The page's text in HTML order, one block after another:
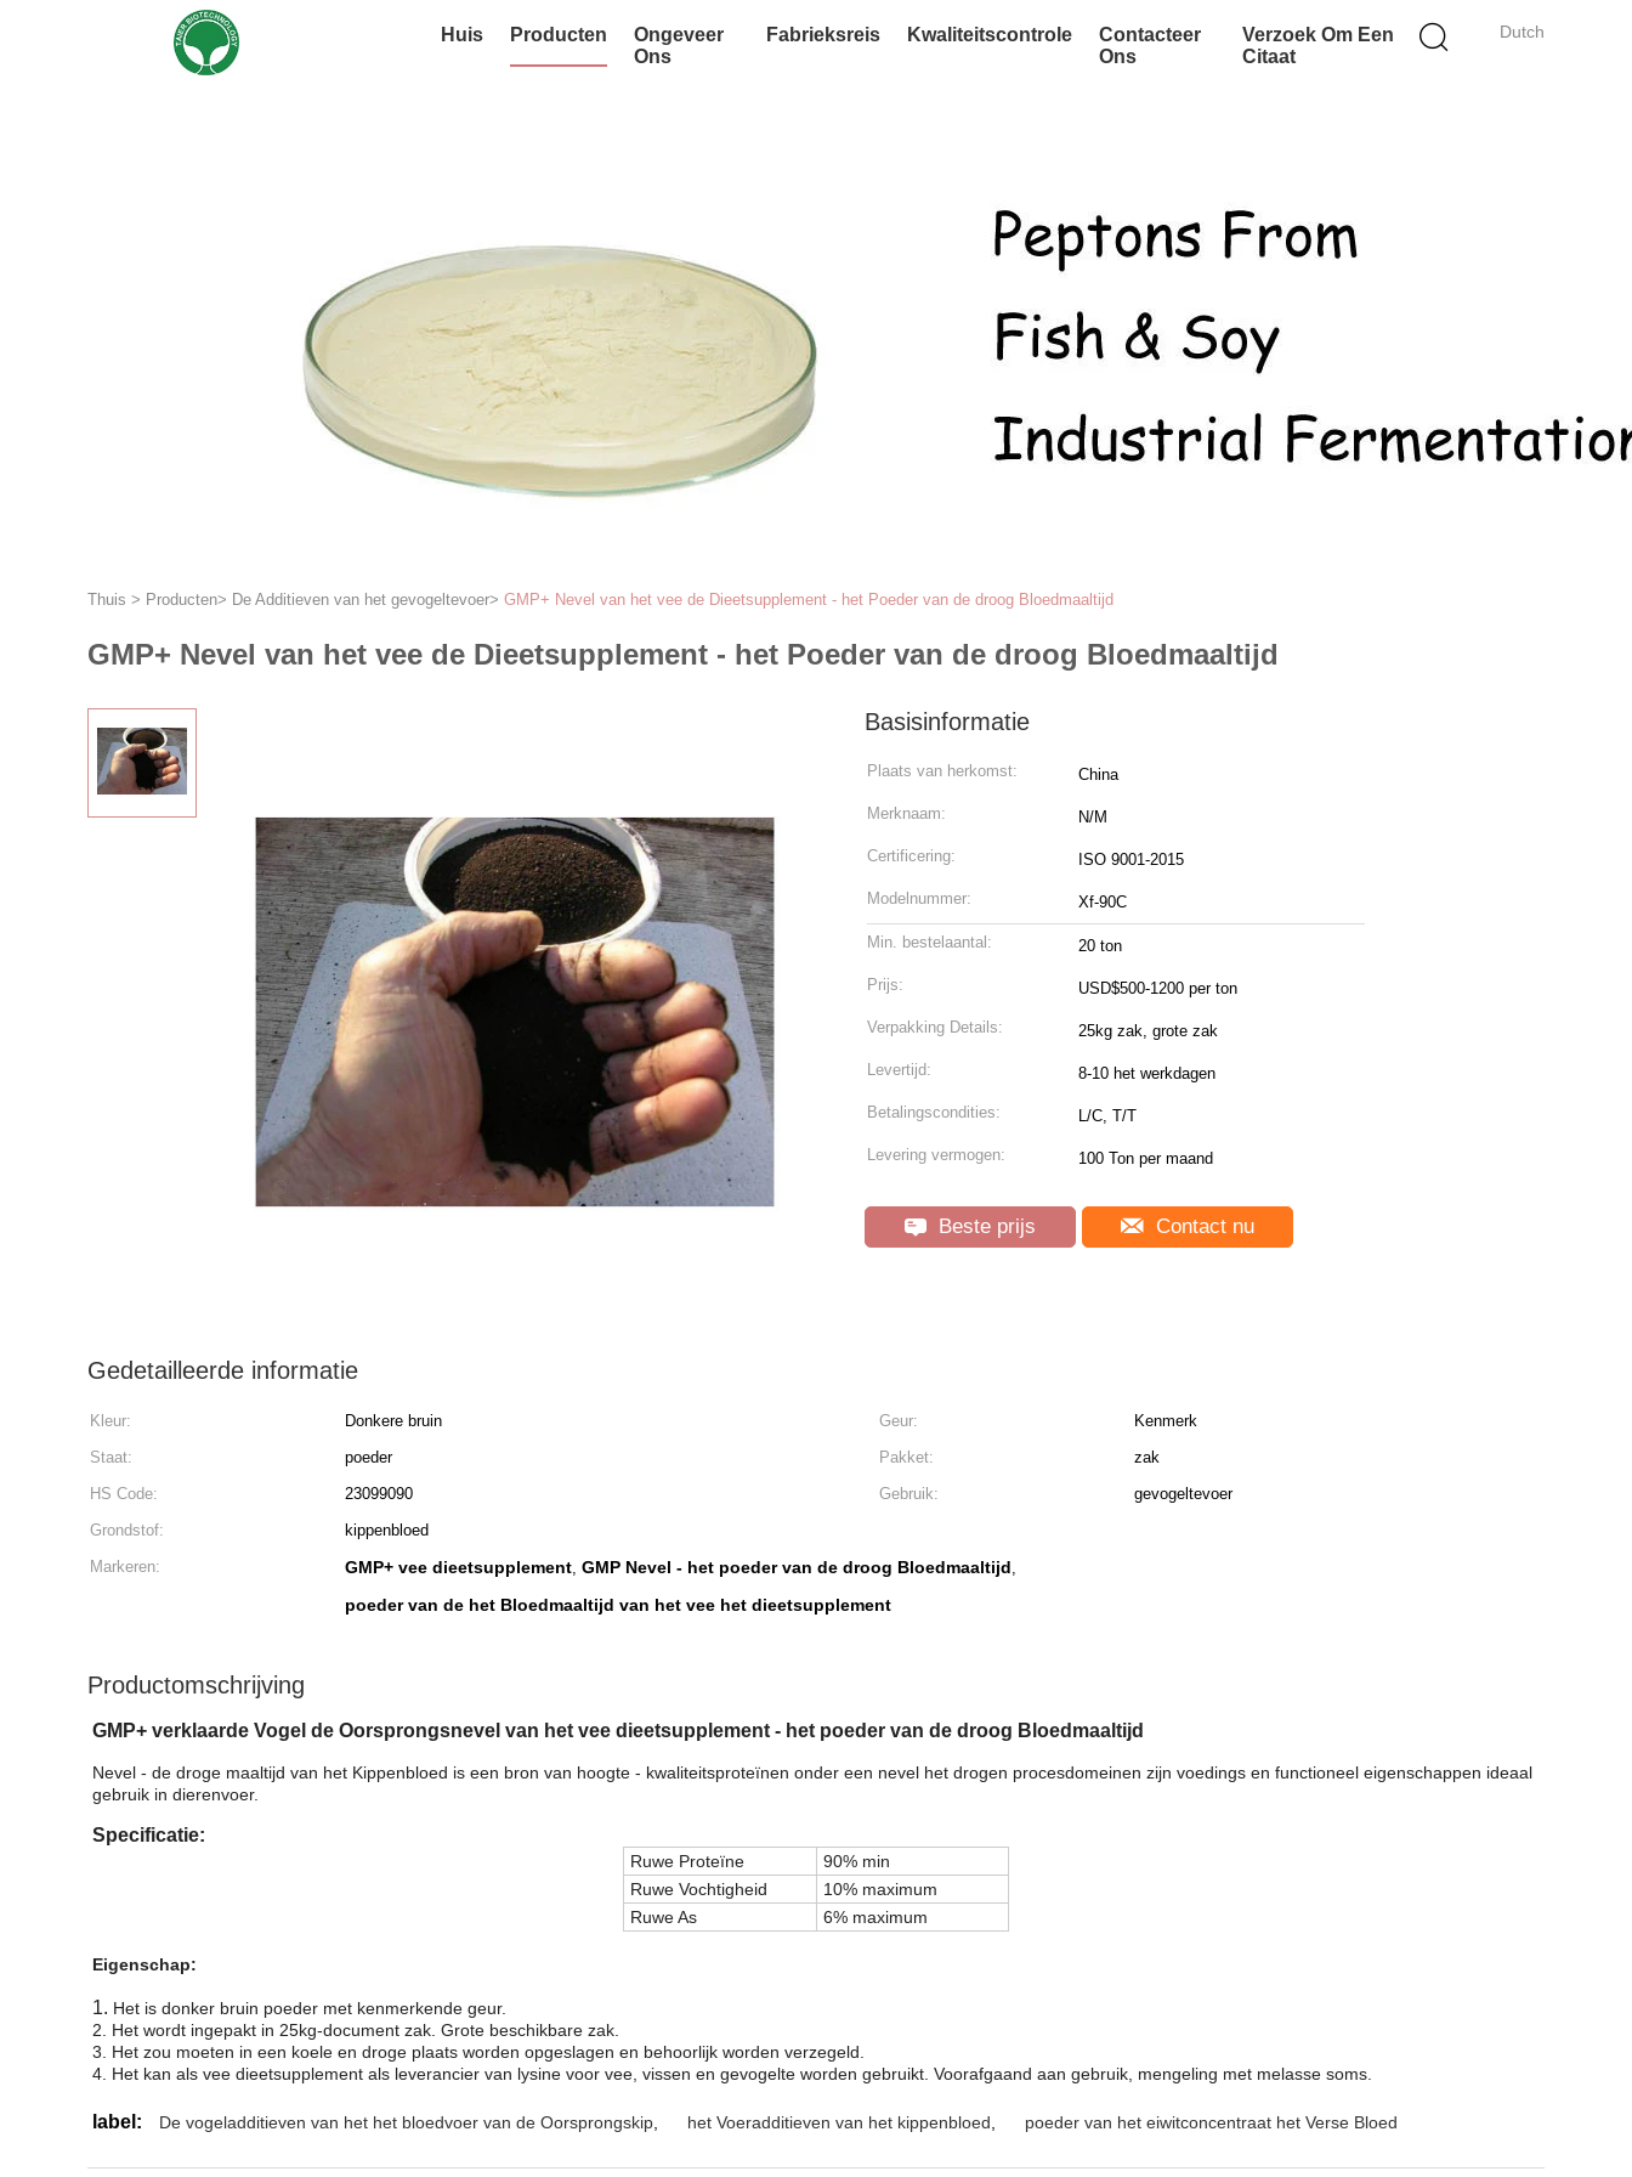
Dutch
Huis Producten
Ongeveer
Ons
Fabrieksreis Kwaliteitscontrole
Contacteer
Ons
Verzoek Om Een
Citaat
Thuis > Producten> De Additieven van het gevogeltevoer> GMP+ Nevel van het vee de Dieetsupplement - het Poeder van de droog Bloedmaaltijd
GMP+ Nevel van het vee de Dieetsupplement - het Poeder van de droog Bloedmaaltijd
Basisinformatie
Plaats van herkomst: China
Merknaam: N/M
Certificering: ISO 9001-2015
Modelnummer: Xf-90C
Min. bestelaantal: 20 ton
Prijs: USD$500-1200 per ton
Verpakking Details: 25kg zak, grote zak
Levertijd: 8-10 het werkdagen
Betalingscondities: L/C, T/T
Levering vermogen: 100 Ton per maand
Beste prijs Contact nu
Gedetailleerde informatie
Kleur: Donkere bruin Geur:
Kenmerk
Staat:
poeder Pakket:
zak
HS Code:
23099090 Gebruik:
gevogeltevoer
Grondstof:
kippenbloed
Markeren:
GMP+ vee dieetsupplement, GMP Nevel - het poeder van de droog Bloedmaaltijd,
poeder van de het Bloedmaaltijd van het vee het dieetsupplement
Productomschrijving
GMP+ verklaarde Vogel de Oorsprongsnevel van het vee dieetsupplement - het poeder van de droog Bloedmaaltijd
Nevel - de droge maaltijd van het Kippenbloed is een bron van hoogte - kwaliteitsproteïnen onder een nevel het drogen procesdomeinen zijn voedings en functioneel eigenschappen ideaal
gebruik in dierenvoer.
Specificatie:
Ruwe Proteïne
90% min
Ruwe Vochtigheid
10% maximum
Ruwe As
6% maximum
Eigenschap:
1. Het is donker bruin poeder met kenmerkende geur.
2. Het wordt ingepakt in 25kg-document zak. Grote beschikbare zak.
3. Het zou moeten in een koele en droge plaats worden opgeslagen en behoorlijk worden verzegeld.
4. Het kan als vee dieetsupplement als leverancier van lysine voor vee, vissen en gevogelte worden gebruikt. Voorafgaand aan gebruik, mengeling met melasse soms.
label: De vogeladditieven van het het bloedvoer van de Oorsprongskip het Voeradditieven van het kippenbloed poeder van het eiwitconcentraat het Verse Bloed